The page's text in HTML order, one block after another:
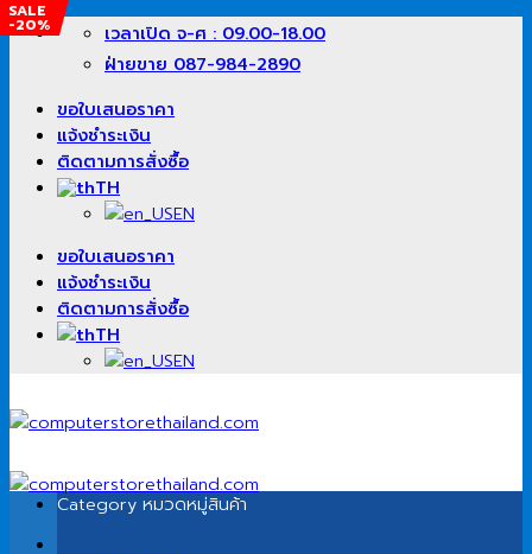
ข้าม
เนื้อหา
เวลาเปิด จ-ศ : 09.00-18.00
ฝ่ายขาย 087-984-2890
ขอใบเสนอราคา
แจ้งชำระเงิน
ติดตามการสั่งซื้อ
TH
EN
ขอใบเสนอราคา
แจ้งชำระเงิน
ติดตามการสั่งซื้อ
TH
EN
Category หมวดหมู่สินค้า
SALE
-27%
SALE
-11%
SALE
-20%